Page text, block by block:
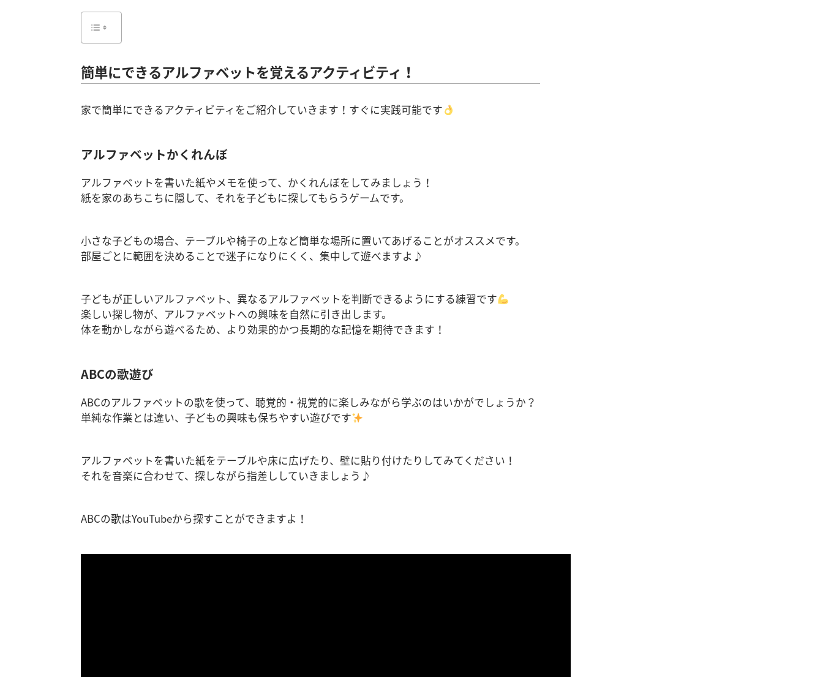
簡単にできるアルファベットを覚えるアクティビティ！
家で簡単にできるアクティビティをご紹介していきます！すぐに実践可能です
アルファベットかくれんぼ
アルファベットを書いた紙やメモを使って、かくれんぼをしてみましょう！
紙を家のあちこちに隠して、それを子どもに探してもらうゲームです。
小さな子どもの場合、テーブルや椅子の上など簡単な場所に置いてあげることがオススメです。
部屋ごとに範囲を決めることで迷子になりにくく、集中して遊べますよ♪
子どもが正しいアルファベット、異なるアルファベットを判断できるようにする練習です
楽しい探し物が、アルファベットへの興味を自然に引き出します。
体を動かしながら遊べるため、より効果的かつ長期的な記憶を期待できます！
ABCの歌遊び
ABCのアルファベットの歌を使って、聴覚的・視覚的に楽しみながら学ぶのはいかがでしょうか？
単純な作業とは違い、子どもの興味も保ちやすい遊びです
アルファベットを書いた紙をテーブルや床に広げたり、壁に貼り付けたりしてみてください！
それを音楽に合わせて、探しながら指差ししていきましょう♪
ABCの歌はYouTubeから探すことができますよ！